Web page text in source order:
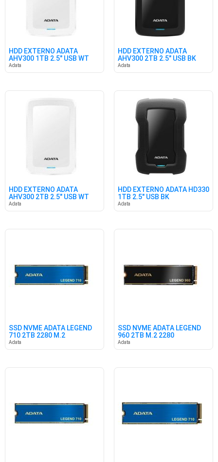
HDD EXTERNO ADATA
AHV300 1TB 2.5" USB WT
Adata
HDD EXTERNO ADATA
AHV300 2TB 2.5" USB BK
Adata
HDD EXTERNO ADATA
AHV300 2TB 2.5" USB WT
Adata
HDD EXTERNO ADATA HD330
1TB 2.5" USB BK
Adata
SSD NVME ADATA LEGEND
710 2TB 2280 M.2
2400/1800
Adata
SSD NVME ADATA LEGEND
960 2TB M.2 2280
7400/6800
Adata